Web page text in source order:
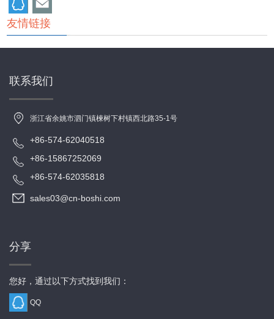
友情链接
联系我们
浙江省余姚市泗门镇楝树下村镇西北路35-1号
+86-574-62040518
+86-15867252069
+86-574-62035818
sales03@cn-boshi.com
分享
您好，通过以下方式找到我们：
QQ